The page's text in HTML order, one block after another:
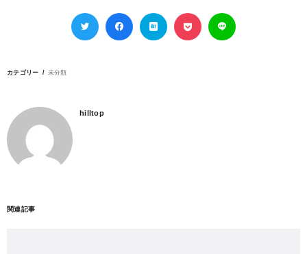
カテゴリー 未分類
hilltop
関連記事